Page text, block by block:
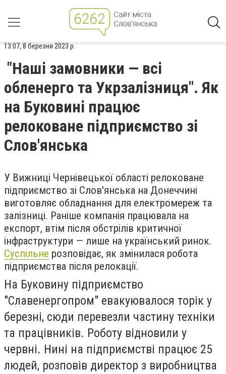
13:07, 8 березня 2023 р.
"Наші замовники — всі
обленерго та Укрзалізниця". Як
на Буковині працює
релоковане підприємство зі
Слов'янська
У Вижниці Чернівецької області релоковане
підприємство зі Слов'янська на Донеччині
виготовляє обладнання для електромереж та
залізниці. Раніше компанія працювала на
експорт, втім після обстрілів критичної
інфраструктури — лише на український ринок.
Суспільне розповідає, як змінилася робота
підприємства після релокації.
На Буковину підприємство
"Славенергопром" евакуювалося торік у
березні, сюди перевезли частину техніки
та працівників. Роботу відновили у
червні. Нині на підприємстві працює 25
людей, розповів директор з виробництва